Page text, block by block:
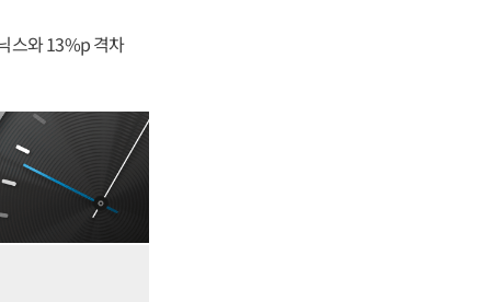
스와 13%p 격차